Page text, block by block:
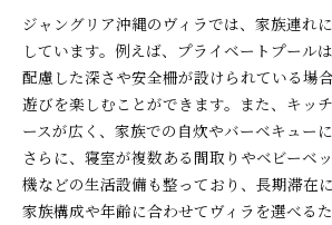
ジャングリア沖縄のヴィラでは、家族連れ
しています。例えば、プライベートプール
配慮した深さや安全柵が設けられている場
遊びを楽しむことができます。また、キッ
ースが広く、家族での自炊やバーベキューに
さらに、寝室が複数ある間取りやベビーベ
機などの生活設備も整っており、長期滞在
家族構成や年齢に合わせてヴィラを選べる